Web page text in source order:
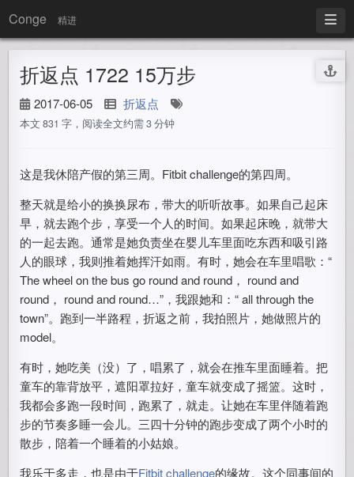
Conge 精进
折返点 1722 15万步
2017-06-05 折返点
本文 831 字，阅读全文约需 3 分钟
这是我休陪产假的第三周。Fitbit challenge的第四周。
整天就是给小的换换尿布，带大的听听故事。如果自己起床
早，就去跑个步，享受一个人的时间。如果起床晚，就带大
的一起去跑。通常是她负责坐在婴儿车里面吃东西和吸引路
人的眼球，我则推着她挥汗如雨。有时，她会在车里唱歌：“
The wheel on the bus go round and round， round and
round， round and round…”，我跟她和：“ all through the
town”。跑到一半路程，折返之前，我拍照片，她做照片的
model。
有时，她吃美（没）了，唱累了，就会在推车里面睡着。把
童车的靠背放平，遮阳罩拉好，童车就变成了摇篮。这时，
我都会多跑一段时间，跑累了，就走。让她在车里伴随着跑
步的节奏多睡一会儿。三四十分钟的跑步变成了两个小时的
散步，陪着一个睡着的小姑娘。
我乐于多走，也是由于Fitbit challenge的缘故。这个同事间的